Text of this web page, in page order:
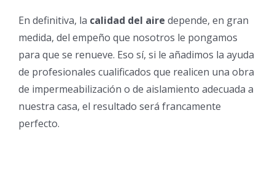
En definitiva, la calidad del aire depende, en gran
medida, del empeño que nosotros le pongamos
para que se renueve. Eso sí, si le añadimos la ayuda
de profesionales cualificados que realicen una obra
de impermeabilización o de aislamiento adecuada a
nuestra casa, el resultado será francamente
perfecto.